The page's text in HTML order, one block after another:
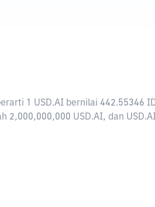
1 USD.AI bernilai 442.55346
2,000,000,000 USD.AI, dan